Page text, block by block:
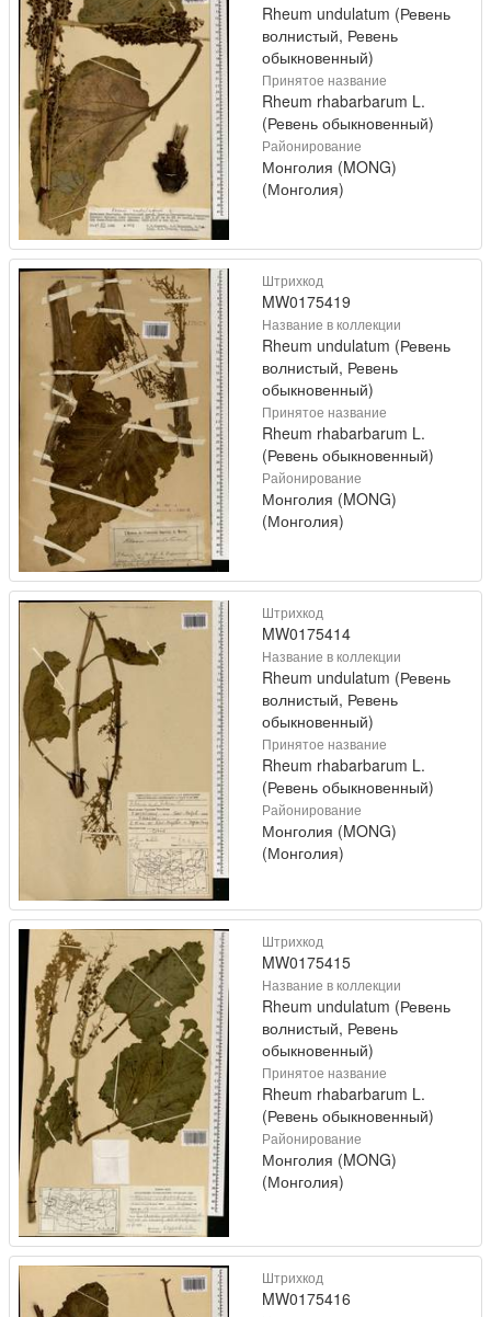
Rheum undulatum (Ревень
волнистый, Ревень
обыкновенный)
Принятое название
Rheum rhabarbarum L.
(Ревень обыкновенный)
Районирование
Монголия (MONG)
(Монголия)
Штрихкод
MW0175419
Название в коллекции
Rheum undulatum (Ревень
волнистый, Ревень
обыкновенный)
Принятое название
Rheum rhabarbarum L.
(Ревень обыкновенный)
Районирование
Монголия (MONG)
(Монголия)
Штрихкод
MW0175414
Название в коллекции
Rheum undulatum (Ревень
волнистый, Ревень
обыкновенный)
Принятое название
Rheum rhabarbarum L.
(Ревень обыкновенный)
Районирование
Монголия (MONG)
(Монголия)
Штрихкод
MW0175415
Название в коллекции
Rheum undulatum (Ревень
волнистый, Ревень
обыкновенный)
Принятое название
Rheum rhabarbarum L.
(Ревень обыкновенный)
Районирование
Монголия (MONG)
(Монголия)
Штрихкод
MW0175416